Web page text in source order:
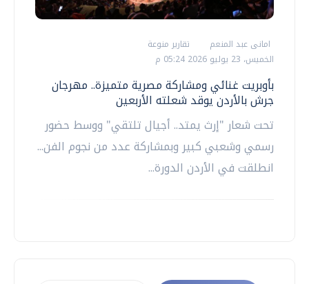
امانى عبد المنعم
تقارير منوعة
الخميس، 23 يوليو 2026 05:24 م
بأوبريت غنائي ومشاركة مصرية متميزة.. مهرجان
جرش بالأردن يوقد شعلته الأربعين
تحت شعار "إرث ​يمتد.. أجيال تلتقي" ووسط حضور
رسمي وشعبي كبير وبمشاركة عدد ‌من نجوم الفن...
انطلقت في الأردن الدورة...